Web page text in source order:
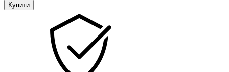
Купити